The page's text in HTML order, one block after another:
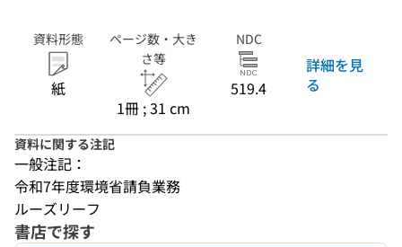
資料形態
紙
ページ数・大き
さ等
1冊 ; 31 cm
NDC
519.4
詳細を見
る
資料に関する注記
一般注記：
令和7年度環境省請負業務
ルーズリーフ
書店で探す